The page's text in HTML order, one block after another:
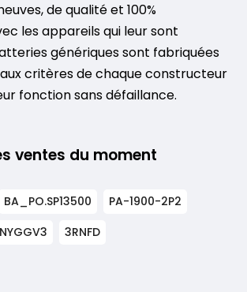
de qualité et 100%
les appareils qui leur sont
génériques sont fabriquées
critères de chaque constructeur
fonction sans défaillance.
ventes du moment
BA_PO.SP13500
PA-1900-2P2
3RNFD